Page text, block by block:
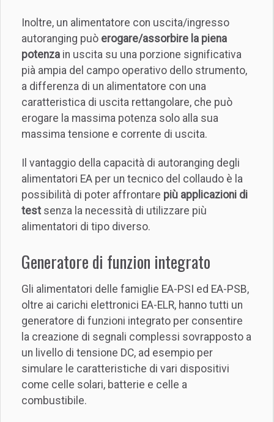
Inoltre, un alimentatore con uscita/ingresso
autoranging può erogare/assorbire la piena
potenza in uscita su una porzione significativa
pià ampia del campo operativo dello strumento,
a differenza di un alimentatore con una
caratteristica di uscita rettangolare, che può
erogare la massima potenza solo alla sua
massima tensione e corrente di uscita.
Il vantaggio della capacità di autoranging degli
alimentatori EA per un tecnico del collaudo è la
possibilità di poter affrontare più applicazioni di
test senza la necessità di utilizzare più
alimentatori di tipo diverso.
Generatore di funzion integrato
Gli alimentatori delle famiglie EA-PSI ed EA-PSB,
oltre ai carichi elettronici EA-ELR, hanno tutti un
generatore di funzioni integrato per consentire
la creazione di segnali complessi sovrapposto a
un livello di tensione DC, ad esempio per
simulare le caratteristiche di vari dispositivi
come celle solari, batterie e celle a
combustibile.